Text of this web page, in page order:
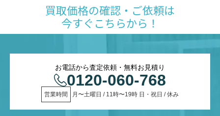
買取価格の確認・ご依頼は
今すぐこちらから！
お電話から査定依頼・無料お見積り
0120-060-768
営業時間 月〜土曜日 / 11時〜19時 日・祝日 / 休み